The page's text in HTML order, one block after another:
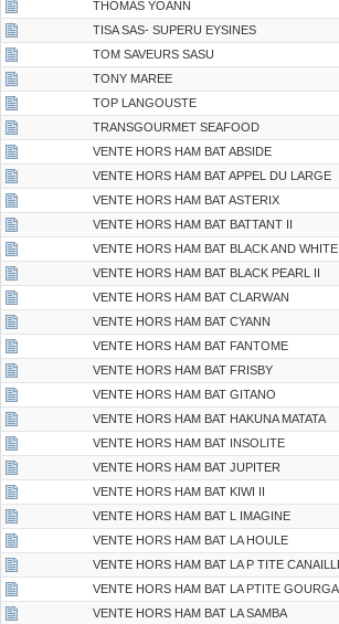
THOMAS YOANN
TISA SAS- SUPERU EYSINES
TOM SAVEURS SASU
TONY MAREE
TOP LANGOUSTE
TRANSGOURMET SEAFOOD
VENTE HORS HAM BAT ABSIDE
VENTE HORS HAM BAT APPEL DU LARGE
VENTE HORS HAM BAT ASTERIX
VENTE HORS HAM BAT BATTANT II
VENTE HORS HAM BAT BLACK AND WHITE
VENTE HORS HAM BAT BLACK PEARL II
VENTE HORS HAM BAT CLARWAN
VENTE HORS HAM BAT CYANN
VENTE HORS HAM BAT FANTOME
VENTE HORS HAM BAT FRISBY
VENTE HORS HAM BAT GITANO
VENTE HORS HAM BAT HAKUNA MATATA
VENTE HORS HAM BAT INSOLITE
VENTE HORS HAM BAT JUPITER
VENTE HORS HAM BAT KIWI II
VENTE HORS HAM BAT L IMAGINE
VENTE HORS HAM BAT LA HOULE
VENTE HORS HAM BAT LA P TITE
VENTE HORS HAM BAT LA PTITE
VENTE HORS HAM BAT LA SAMBA